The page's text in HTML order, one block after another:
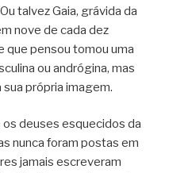
talvez Gaia, grávida da
nove de cada dez
que pensou tomou uma
ou andrógina, mas
própria imagem.
deuses esquecidos da
nunca foram postas em
jamais escreveram